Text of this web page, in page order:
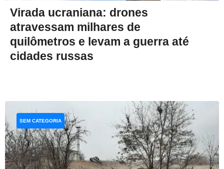
Virada ucraniana: drones
atravessam milhares de
quilômetros e levam a guerra até
cidades russas
SEM CATEGORIA